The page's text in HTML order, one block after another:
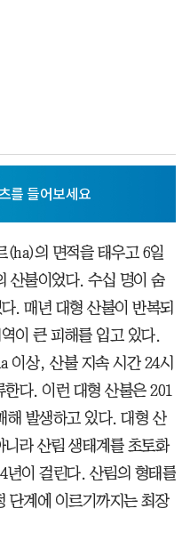
(ha)의 면적을 태우고 6일
산불이었다. 수십 명이 숨
. 매년 대형 산불이 반복되
이 큰 피해를 입고 있다.
이상, 산불 지속 시간 24시
다. 이런 대형 산불은 201
해 발생하고 있다. 대형 산
라 산림 생태계를 초토화
년이 걸린다. 산림의 형태를
단계에 이르기까지는 최장